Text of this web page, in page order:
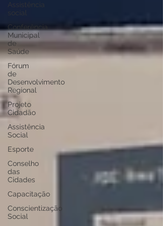
Assistência
social
Conferência
Municipal
de
Saúde
Fórum
de
Desenvolvimento
Regional
Projeto
Cidadão
Assistência
Social
Esporte
Conselho
das
Cidades
Capacitação
Conscientização
Social